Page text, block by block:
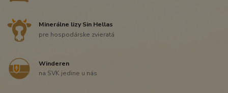
Minerálne lizy Sin Hellas
pre hospodárske zvieratá
Winderen
na SVK jedine u nás